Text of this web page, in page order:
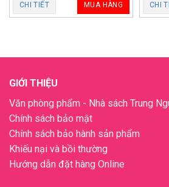
CHI TIẾT MUA HÀNG CHI
GIỚI THIỆU
Văn phòng phẩm - Nhà sách Trung
Chính sách bảo mật
Chính sách bảo hành sản phẩm
Khiếu nại và bồi thường
Hướng dẫn đặt hàng Online